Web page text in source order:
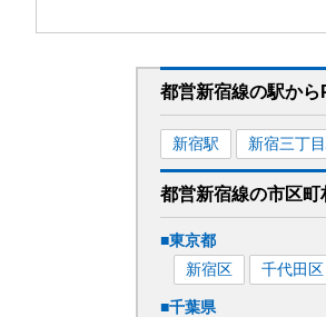
都営新宿線の駅から
新宿駅 新宿三丁目
都営新宿線の市区町
■東京都
新宿区
千代田区
■千葉県